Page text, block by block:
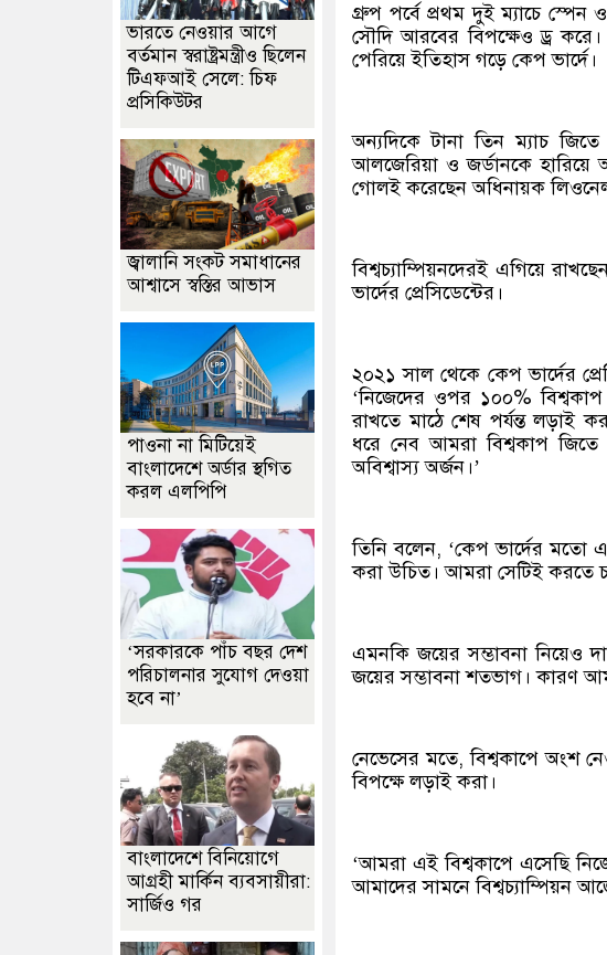
গ্রুপ পর্বে প্রথম দুই ম্যাচে
সৌদি আরবের বিপক্ষেও ড্র
পেরিয়ে ইতিহাস গড়ে কেপ ভার্দে।
অন্যদিকে টানা তিন ম্যাচ
আলজেরিয়া ও জর্ডানকে
গোলই করেছেন অধিনায়ক
বিশ্বচ্যাম্পিয়নদেরই এগিয়ে
ভার্দের প্রেসিডেন্টের।
২০২১ সাল থেকে কেপ ভার্দের
‘নিজেদের ওপর ১০০%
রাখতে মাঠে শেষ পর্যন্ত লড়াই
ধরে নেব আমরা বিশ্বকাপ
অবিশ্বাস্য অর্জন।’
তিনি বলেন, ‘কেপ ভার্দের মতো
করা উচিত। আমরা সেটিই করতে
এমনকি জয়ের সম্ভাবনা নিয়েও
জয়ের সম্ভাবনা শতভাগ। কারণ
নেভেসের মতে, বিশ্বকাপে অংশ
বিপক্ষে লড়াই করা।
‘আমরা এই বিশ্বকাপে এসেছি
আমাদের সামনে বিশ্বচ্যাম্পিয়ন
ভারতে নেওয়ার আগে
বর্তমান স্বরাষ্ট্রমন্ত্রীও ছিলেন
টিএফআই সেলে: চিফ
প্রসিকিউটর
জ্বালানি সংকট সমাধানের
আশ্বাসে স্বস্তির আভাস
পাওনা না মিটিয়েই
বাংলাদেশে অর্ডার স্থগিত
করল এলপিপি
‘সরকারকে পাঁচ বছর দেশ
পরিচালনার সুযোগ দেওয়া
হবে না’
বাংলাদেশে বিনিয়োগে
আগ্রহী মার্কিন ব্যবসায়ীরা:
সার্জিও গর